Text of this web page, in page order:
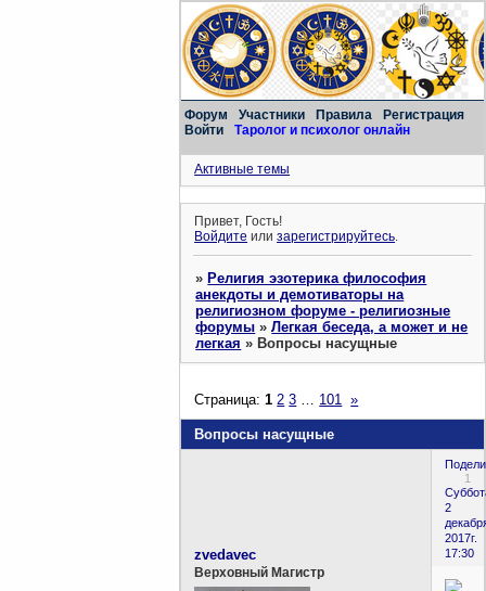
Форум Участники Правила
Регистрация
Войти
Таролог и психолог онлайн
Активные темы
Привет, Гость!
Войдите илизарегистрируйтесь.
»Религия эзотерика философия
анекдоты и демотиваторы на
религиозном форуме - религиозные
форумы »Легкая беседа, а может и не
легкая »Вопросы насущные
Вопросы насущные
Страница:1 2 3 101 »
1
2
2017г.
17:30
zvedavec
Верховный Магистр